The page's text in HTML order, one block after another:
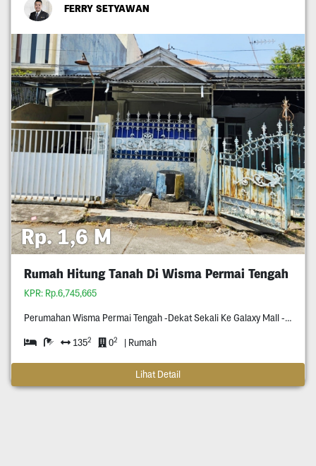
FERRY SETYAWAN
Rp. 1,6 M
Rumah Hitung Tanah Di Wisma Permai Tengah
KPR: Rp.6,745,665
Perumahan Wisma Permai Tengah -Dekat Sekali Ke Galaxy Mall -Dekat Kampus C Unair -Surat Shm -Row Jalan Dua Setengah Mobil -Hadap Utara
1352 02 | Rumah
Lihat Detail